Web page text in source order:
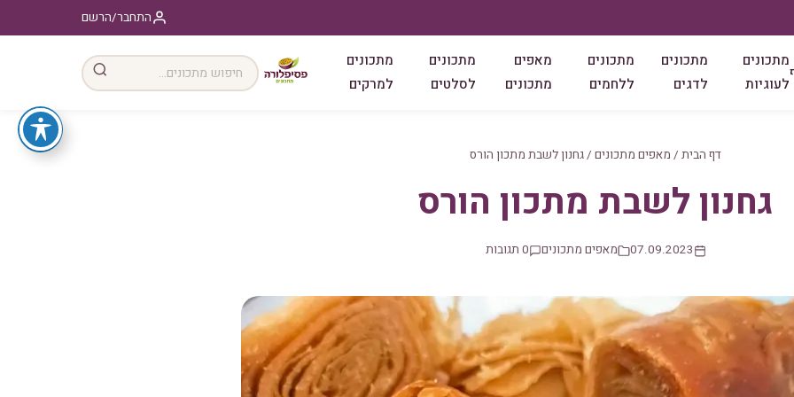
התחבר/הרשם
מתכונים
לעוגיות
מתכונים
לדגים
מתכונים
ללחמים
מאפים
מתכונים
מתכונים
לסלטים
מתכונים
למרקים
דף הבית / מאפים מתכונים /גחנון לשבת מתכון הורס
גחנון לשבת מתכון הורס
07.09.2023 מאפים מתכונים 0 תגובות